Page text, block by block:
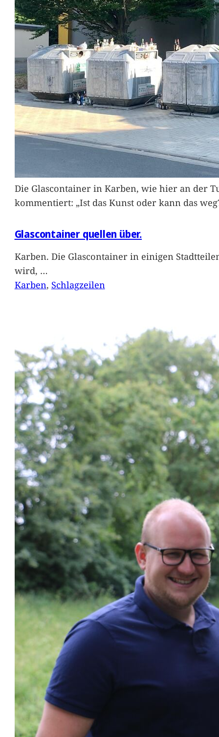
Die Glascontainer in Karben, wie hier an der
kommentiert: „Ist das Kunst oder kann das
Glascontainer quellen über.
Karben. Die Glascontainer in einigen
wird, …
Karben, Schlagzeilen